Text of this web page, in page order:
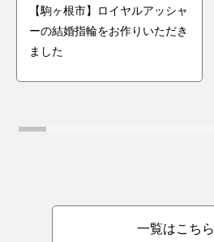
【駒ヶ根市】ロイヤルアッシャ
ーの結婚指輪をお作りいただき
ました
一覧はこちら